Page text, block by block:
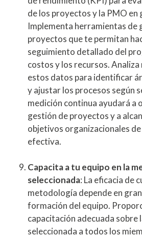
de los proyectos y la PMO en
Implementa herramientas de
proyectos que te permitan
seguimiento detallado del
costos y los recursos.
estos datos para identificar
y ajustar los procesos según
medición continua ayudará a
gestión de proyectos y a
objetivos organizacionales de
efectiva.
Capacita a tu equipo en la
seleccionada: La eficacia de
metodología depende en
formación del equipo.
capacitación adecuada sobre
seleccionada a todos los